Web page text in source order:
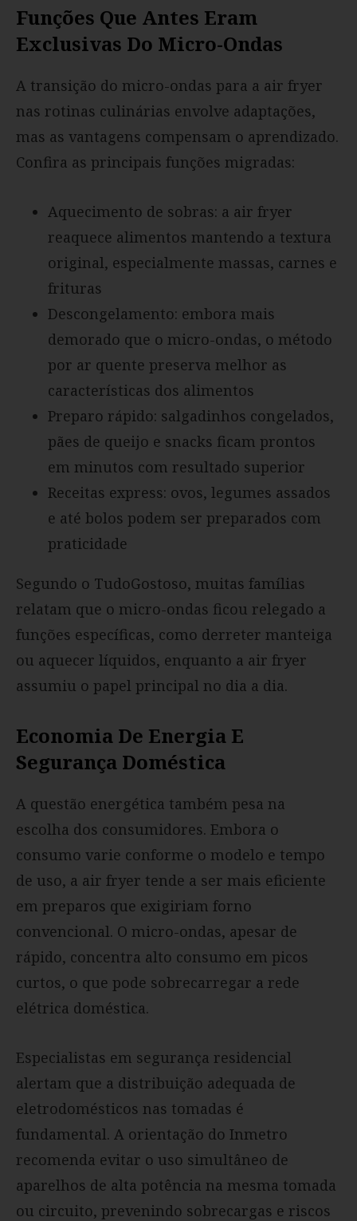
Funções Que Antes Eram
Exclusivas Do Micro-Ondas
A transição do micro-ondas para a air fryer
nas rotinas culinárias envolve adaptações,
mas as vantagens compensam o aprendizado.
Confira as principais funções migradas:
Aquecimento de sobras: a air fryer
reaquece alimentos mantendo a textura
original, especialmente massas, carnes e
frituras
Descongelamento: embora mais
demorado que o micro-ondas, o método
por ar quente preserva melhor as
características dos alimentos
Preparo rápido: salgadinhos congelados,
pães de queijo e snacks ficam prontos
em minutos com resultado superior
Receitas express: ovos, legumes assados
e até bolos podem ser preparados com
praticidade
Segundo o TudoGostoso, muitas famílias
relatam que o micro-ondas ficou relegado a
funções específicas, como derreter manteiga
ou aquecer líquidos, enquanto a air fryer
assumiu o papel principal no dia a dia.
Economia De Energia E
Segurança Doméstica
A questão energética também pesa na
escolha dos consumidores. Embora o
consumo varie conforme o modelo e tempo
de uso, a air fryer tende a ser mais eficiente
em preparos que exigiriam forno
convencional. O micro-ondas, apesar de
rápido, concentra alto consumo em picos
curtos, o que pode sobrecarregar a rede
elétrica doméstica.
Especialistas em segurança residencial
alertam que a distribuição adequada de
eletrodomésticos nas tomadas é
fundamental. A orientação do Inmetro
recomenda evitar o uso simultâneo de
aparelhos de alta potência na mesma tomada
ou circuito, prevenindo sobrecargas e riscos